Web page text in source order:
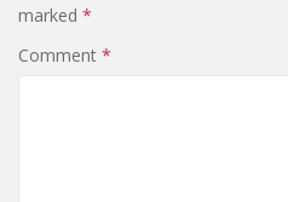
marked *
Comment *